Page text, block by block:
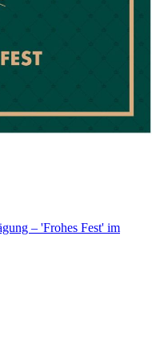
– 'Frohes Fest' im